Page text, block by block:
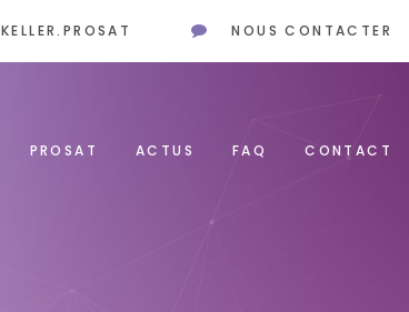
KELLER.PROSAT NOUS CONTACTER
PROSAT ACTUS FAQ CONTACT